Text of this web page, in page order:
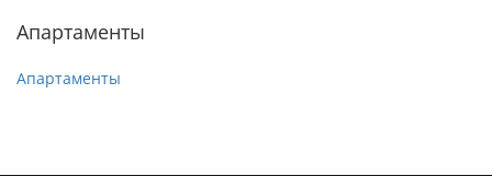
Апартаменты
Апартаменты